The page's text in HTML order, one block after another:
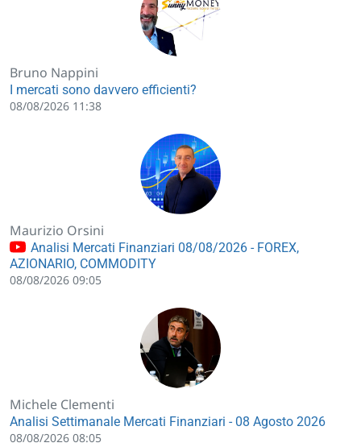
Bruno Nappini
I mercati sono davvero efficienti?
08/08/2026 11:38
Maurizio Orsini
Analisi Mercati Finanziari 08/08/2026 - FOREX,
AZIONARIO, COMMODITY
08/08/2026 09:05
Michele Clementi
Analisi Settimanale Mercati Finanziari - 08 Agosto 2026
08/08/2026 08:05